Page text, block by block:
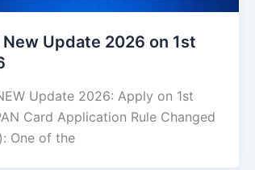
New Update 2026 on 1st
Update 2026: Apply on 1st
Card Application Rule Changed
One of the